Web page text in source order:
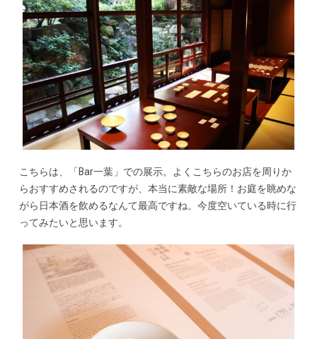
こちらは、「Bar一葉」での展示。よくこちらのお店を周りか
らおすすめされるのですが、本当に素敵な場所！お庭を眺めな
がら日本酒を飲めるなんて最高ですね。今度空いている時に行
ってみたいと思います。